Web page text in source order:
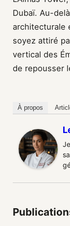
Dubaï. Au-
architecturale
soyez attiré
vertical des
de repousser
À propos